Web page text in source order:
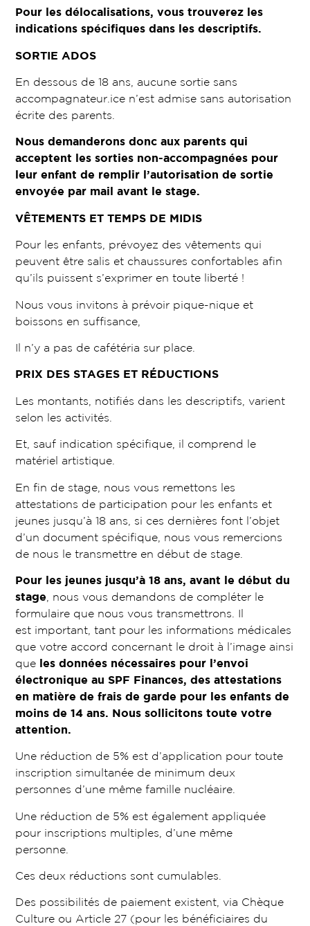
Pour les délocalisations, vous trouverez les
indications spécifiques dans les descriptifs.
SORTIE ADOS
En dessous de 18 ans, aucune sortie sans
accompagnateur.ice n’est admise sans autorisation
écrite des parents.
Nous demanderons donc aux parents qui
acceptent les sorties non-accompagnées pour
leur enfant de remplir l’autorisation de sortie
envoyée par mail avant le stage.
VÊTEMENTS ET TEMPS DE MIDIS
Pour les enfants, prévoyez des vêtements qui
peuvent être salis et chaussures confortables afin
qu’ils puissent s’exprimer en toute liberté !
Nous vous invitons à prévoir pique-nique et
boissons en suffisance,
Il n’y a pas de cafétéria sur place.
PRIX DES STAGES ET RÉDUCTIONS
Les montants, notifiés dans les descriptifs, varient
selon les activités.
Et, sauf indication spécifique, il comprend le
matériel artistique.
En fin de stage, nous vous remettons les
attestations de participation pour les enfants et
jeunes jusqu’à 18 ans, si ces dernières font l’objet
d’un document spécifique, nous vous remercions
de nous le transmettre en début de stage.
Pour les jeunes jusqu’à 18 ans, avant le début du
stage , nous vous demandons de compléter le
formulaire que nous vous transmettrons. Il
est important , tant pour les informations médicales
que votre accord concernant le droit à l’image ainsi
que les données nécessaires pour l’envoi
électronique au SPF Finances, des attestations
en matière de frais de garde pour les enfants de
moins de 14 ans. Nous sollicitons toute votre
attention.
Une réduction de 5% est d’application pour toute
inscription simultanée de minimum deux
personnes d’une même famille nucléaire.
Une réduction de 5% est également appliquée
pour inscriptions multiples, d’une même
personne.
Ces deux réductions sont cumulables.
Des possibilités de paiement existent, via Chèque
Culture ou Article 27 (pour les bénéficiaires du